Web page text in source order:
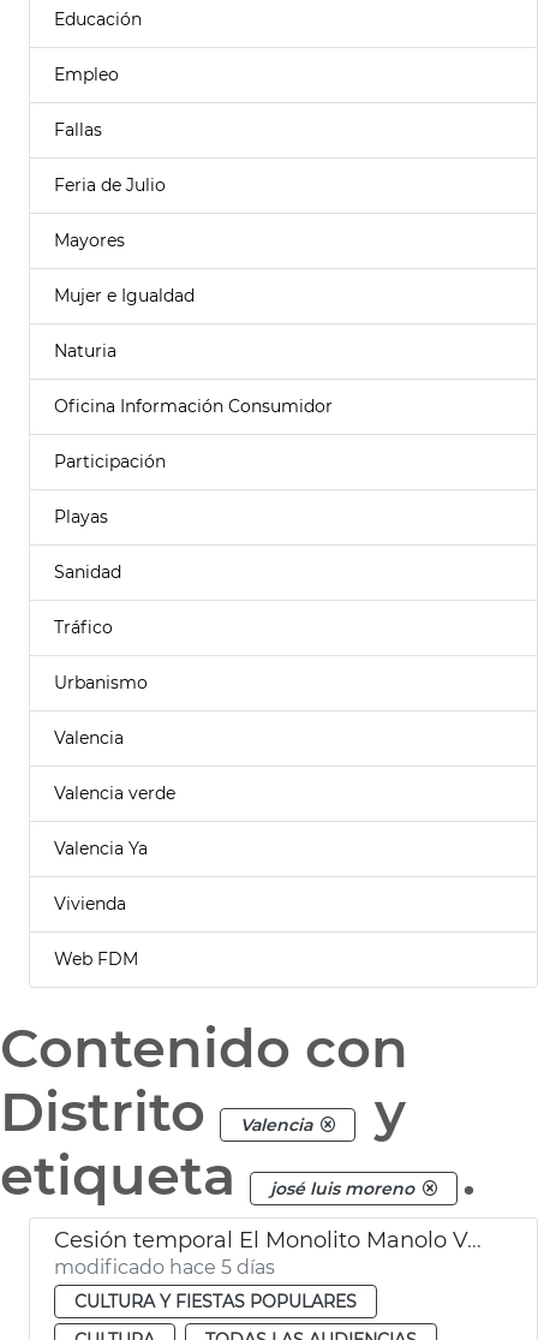
Educación
Empleo
Fallas
Feria de Julio
Mayores
Mujer e Igualdad
Naturia
Oficina Información Consumidor
Participación
Playas
Sanidad
Tráfico
Urbanismo
Valencia
Valencia verde
Valencia Ya
Vivienda
Web FDM
Contenido con
Distrito
Valencia
y
etiqueta
josé luis moreno .
Cesión temporal El Monolito Manolo Valdés
modificado hace 5 días
CULTURA Y FIESTAS POPULARES